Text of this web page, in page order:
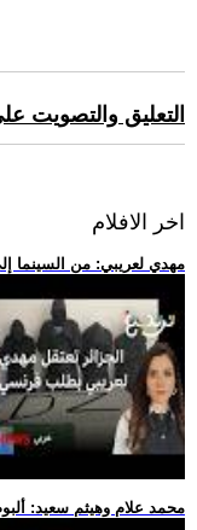
التعليق والتصويت
اخر الافلام
.. مهدي لعريبي: من السينما
.. محمد علام وهيثم سعيد: